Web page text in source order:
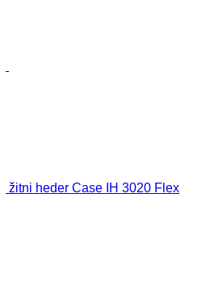
žitni heder Case IH 3020 Flex